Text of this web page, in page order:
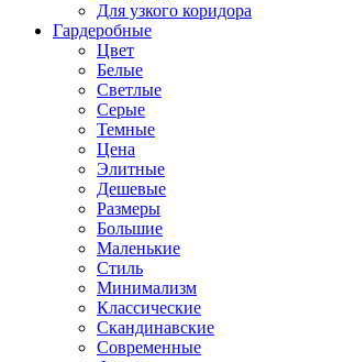
Для узкого коридора
Гардеробные
Цвет
Белые
Светлые
Серые
Темные
Цена
Элитные
Дешевые
Размеры
Большие
Маленькие
Стиль
Минимализм
Классические
Скандинавские
Современные